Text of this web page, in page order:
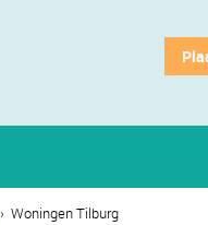
› Woningen Tilburg